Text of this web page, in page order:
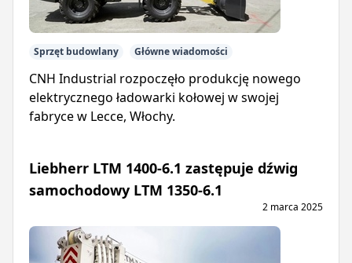
Sprzęt budowlany Główne wiadomości
CNH Industrial rozpoczęło produkcję nowego
elektrycznego ładowarki kołowej w swojej
fabryce w Lecce, Włochy.
Liebherr LTM 1400-6.1 zastępuje dźwig
samochodowy LTM 1350-6.1
2 marca 2025